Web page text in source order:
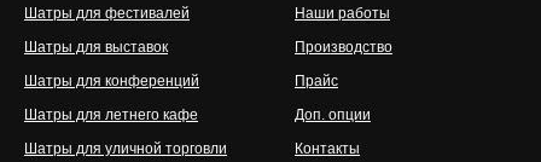
Шатры для фестивалей
Шатры для выставок
Шатры для конференций
Шатры для летнего кафе
Шатры для уличной торговли
Наши работы
Производство
Прайс
Доп. опции
Контакты